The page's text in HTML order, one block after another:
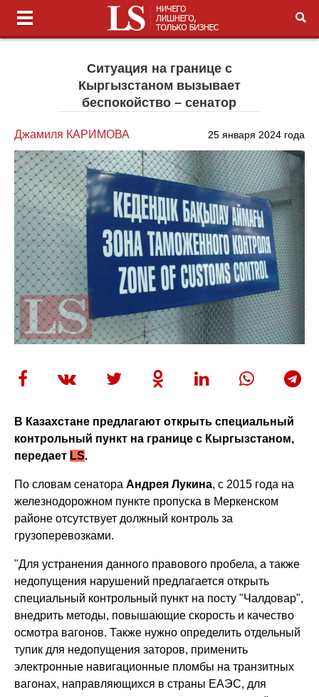
Ситуация на границе с
Кыргызстаном вызывает
беспокойство – сенатор
Джамиля КАРИМОВА 25 января 2024 года
В Казахстане предлагают открыть специальный
контрольный пункт на границе с Кыргызстаном,
передает LS.
По словам сенатораАндрея Лукина, с 2015 года на
железнодорожном пункте пропуска в Меркенском
районе отсутствует должный контроль за
грузоперевозками.
"Для устранения данного правового пробела, а также
недопущения нарушений предлагается открыть
специальный контрольный пункт на посту "Чалдовар",
внедрить методы, повышающие скорость и качество
осмотра вагонов. Также нужно определить отдельный
тупик для недопущения заторов, применить
электронные навигационные пломбы на транзитных
вагонах, направляющихся в страны ЕАЭС, для